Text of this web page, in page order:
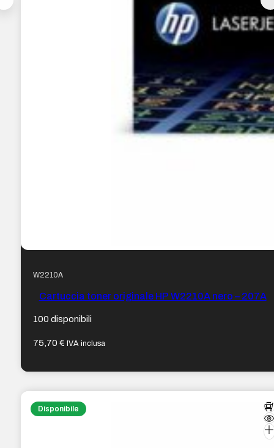
W2210A
Cartuccia toner originale HP W2210A nero – 207A
100 disponibili
75,70€ IVA inclusa
Disponibile